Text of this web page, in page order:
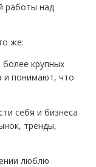
работы над
же:
более крупных
и понимают, что
себя и бизнеса
тренды,
люблю